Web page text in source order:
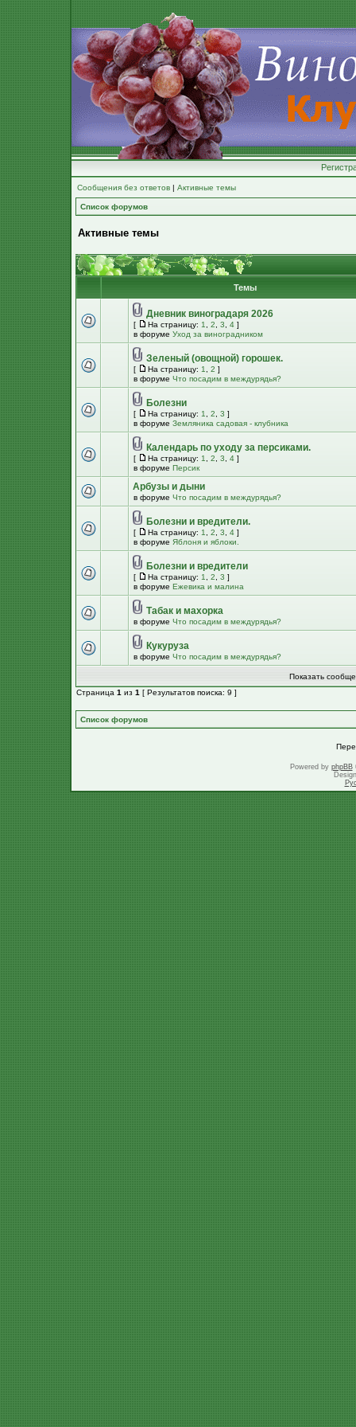
Сообщения без ответов | Активные темы
Список форумов
Активные темы
Темы
Дневник виноградаря 2026
[ На страницу: 1 2 3 4 ]
в форуме Уход за виноградником
Зеленый (овощной) горошек.
[ На страницу: 1 2 ]
в форуме Что посадим в междурядья?
Болезни
[ На страницу: 1 2 3 ]
в форуме Земляника садовая - клубника
Календарь по уходу за персиками.
[ На страницу: 1 2 3 4 ]
в форуме Персик
Арбузы и дыни
в форуме Что посадим в междурядья?
Болезни и вредители.
[ На страницу: 1 2 3 4 ]
в форуме Яблоня и яблоки.
Болезни и вредители
[ На страницу: 1 2 3 ]
в форуме Ежевика и малина
Табак и махорка
в форуме Что посадим в междурядья?
Кукуруза
в форуме Что посадим в междурядья?
Показать
Страница 1 из 1 [ Результатов поиска: 9 ]
Список форумов
Powered by phpBB